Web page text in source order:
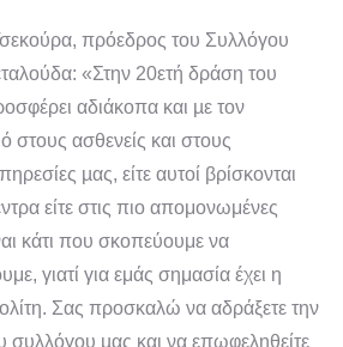
πρόεδρος του Συλλόγου
«Στην 20ετή δράση του
αδιάκοπα και µε τον
στους ασθενείς και στους
µας, είτε αυτοί βρίσκονται
είτε στις πιο απομονωμένες
κάτι που σκοπεύουμε να
γιατί για εμάς σημασία έχει η
Σας προσκαλώ να αδράξετε την
συλλόγου µας και να επωφεληθείτε